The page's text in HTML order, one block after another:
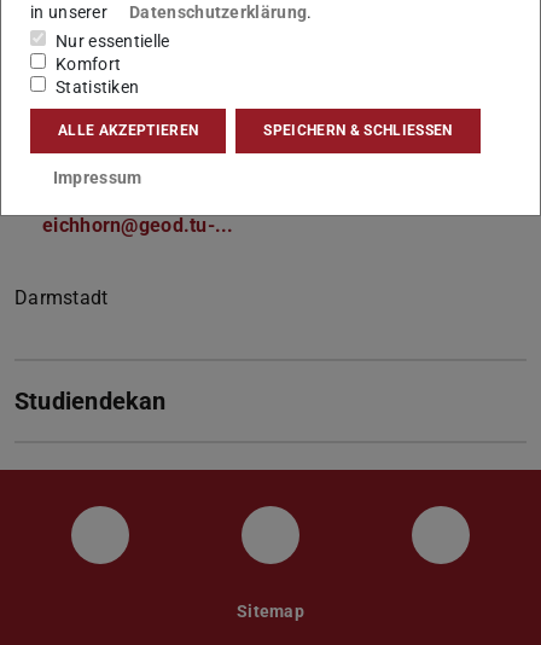
Kontakt
eichhorn@geod.tu-...
Darmstadt
Studiendekan
Instagram YouTube
Sitemap
in unserer
Datenschutzerklärung.
Nur essentielle
Komfort
Statistiken
ALLE AKZEPTIEREN SPEICHERN & SCHLIESSEN
Impressum